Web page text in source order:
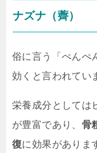
ナズナ（薺）
俗に言う「ぺんぺ
効くと言われてい
栄養成分としては
が豊富であり、 骨
復に効果がありま